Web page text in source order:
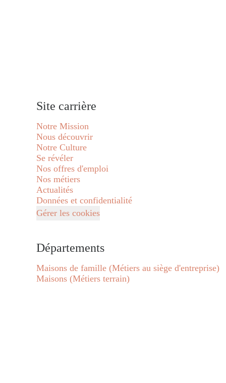
Site carrière
Notre Mission
Nous découvrir
Notre Culture
Se révéler
Nos offres d'emploi
Nos métiers
Actualités
Données et confidentialité
Gérer les cookies
Départements
Maisons de famille (Métiers au siège d'entreprise)
Maisons (Métiers terrain)